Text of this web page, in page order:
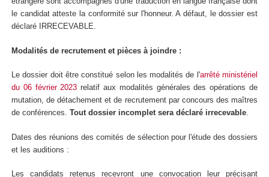
le candidat atteste la conformité sur l'honneur. A défaut, le dossier est
déclaré IRRECEVABLE.
Modalités de recrutement et pièces à joindre :
Le dossier doit être constitué selon les modalités de l'arrêté ministériel
du 06 février 2023 relatif aux modalités générales des opérations de
mutation, de détachement et de recrutement par concours des maîtres
de conférences. Tout dossier incomplet sera déclaré irrecevable.
Dates des réunions des comités de sélection pour l'étude des dossiers
et les auditions :
Les candidats retenus recevront une convocation leur précisant